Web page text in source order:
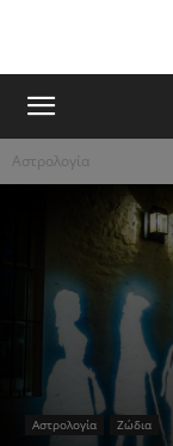
Αστρολογία
Αστρολογία Ζώδια